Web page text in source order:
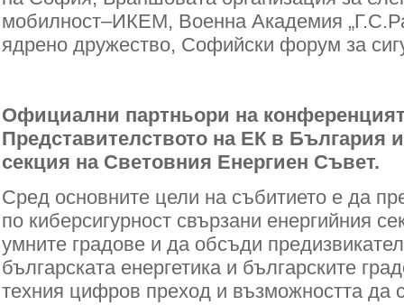
мобилност–ИКЕМ, Военна Академия
ядрено дружество, Софийски форум за
Официални партньори на
Представителството на ЕК в България
секция на Световния Енергиен Съвет.
Сред основните цели на събитието е да
по киберсигурност свързани енергийния
умните градове и да обсъди
българската енергетика и българските
техния цифров преход и възможността да